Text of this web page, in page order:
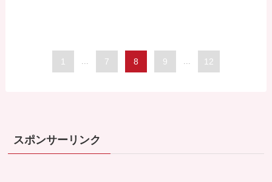
1 ... 7 8 9 ... 12
スポンサーリンク